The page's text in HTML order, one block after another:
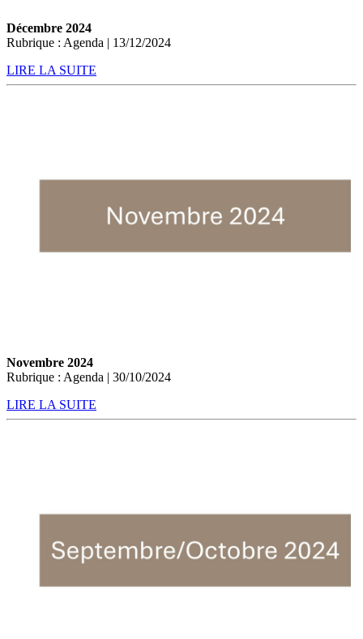
Décembre 2024
Rubrique : Agenda | 13/12/2024
LIRE LA SUITE
Novembre 2024
Rubrique : Agenda | 30/10/2024
LIRE LA SUITE